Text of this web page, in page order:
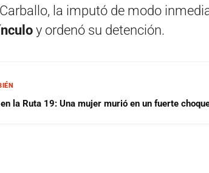
la imputó de modo
y ordenó su detención.
la Ruta 19: Una mujer murió en un fuerte